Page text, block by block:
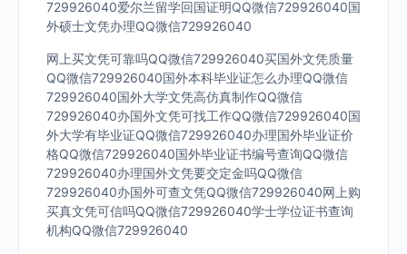
729926040爱尔兰留学回国证明QQ微信729926040国
外硕士文凭办理QQ微信729926040
网上买文凭可靠吗QQ微信729926040买国外文凭质量
QQ微信729926040国外本科毕业证怎么办理QQ微信
729926040国外大学文凭高仿真制作QQ微信
729926040办国外文凭可找工作QQ微信729926040国
外大学有毕业证QQ微信729926040办理国外毕业证价
格QQ微信729926040国外毕业证书编号查询QQ微信
729926040办理国外文凭要交定金吗QQ微信
729926040办国外可查文凭QQ微信729926040网上购
买真文凭可信吗QQ微信729926040学士学位证书查询
机构QQ微信729926040